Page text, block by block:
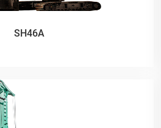
SH46A